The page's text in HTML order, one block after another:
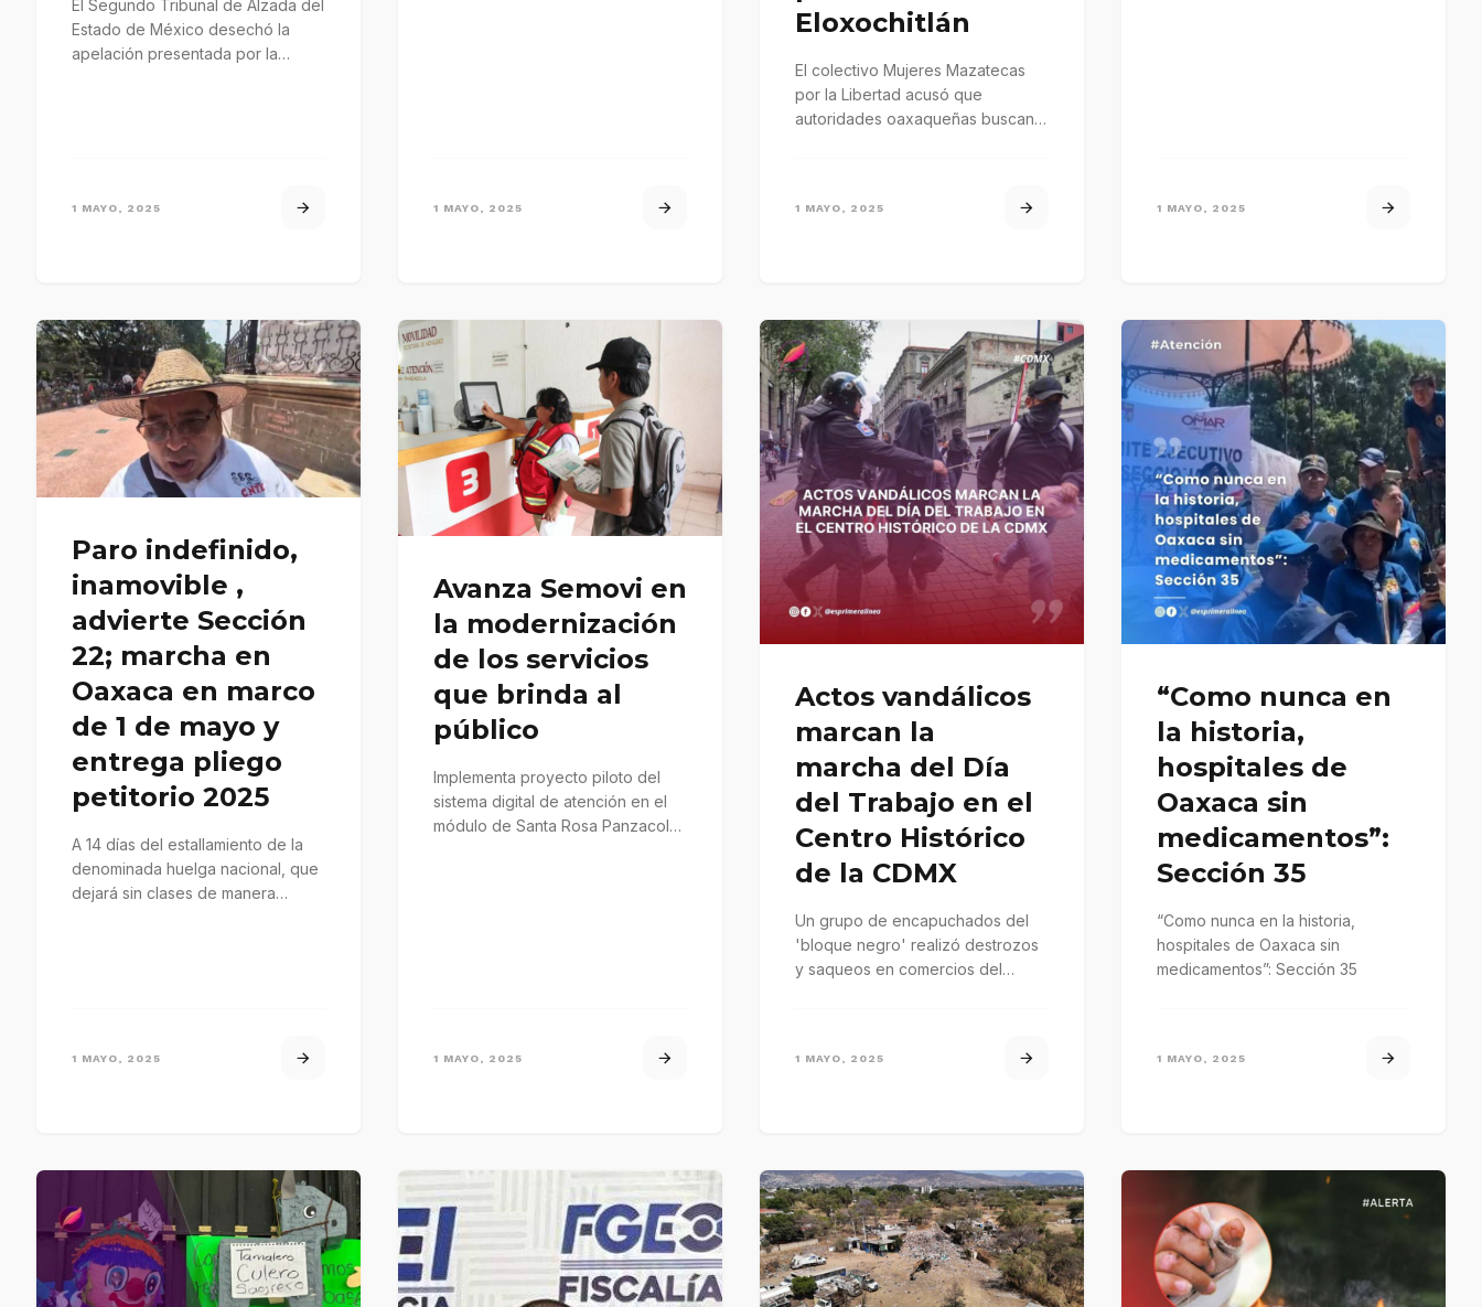
El Segundo Tribunal de Alzada del
Estado de México desechó la
apelación presentada por la
1 MAYO, 2025 1 MAYO, 2025
Eloxochitlán
El colectivo Mujeres Mazatecas
por la Libertad acusó que
autoridades oaxaqueñas buscan
1 MAYO, 2025 1 MAYO, 2025
Paro indefinido,
inamovible ,
advierte Sección
22; marcha en
Oaxaca en marco
de 1 de mayo y
entrega pliego
petitorio 2025
A 14 días del estallamiento de la
denominada huelga nacional, que
dejará sin clases de manera
1 MAYO, 2025
Avanza Semovi en
la modernización
de los servicios
que brinda al
público
Implementa proyecto piloto del
sistema digital de atención en el
módulo de Santa Rosa Panzacola,
1 MAYO, 2025
Actos vandálicos
marcan la
marcha del Día
del Trabajo en el
Centro Histórico
de la CDMX
Un grupo de encapuchados del
'bloque negro' realizó destrozos
y saqueos en comercios del
1 MAYO, 2025
“Como nunca en
la historia,
hospitales de
Oaxaca sin
medicamentos”:
Sección 35
“Como nunca en la historia,
hospitales de Oaxaca sin
medicamentos”: Sección 35
1 MAYO, 2025